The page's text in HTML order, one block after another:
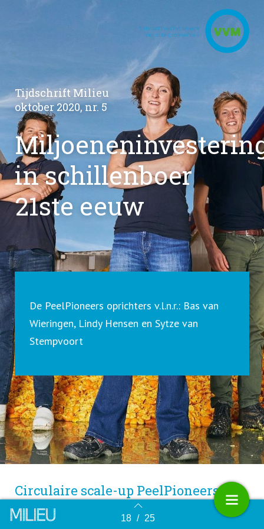
Terug naar overzicht 18 / 25
Tijdschrift Milieu
oktober 2020, nr. 5
in schillenboer
21ste eeuw
De PeelPioneers oprichters v.l.n.r.: Bas van
Wieringen, Lindy Hensen en Sytze van
Stempvoort
Circulaire scale-up PeelPioneers is
de schillenboer van de 21ste eeuw.